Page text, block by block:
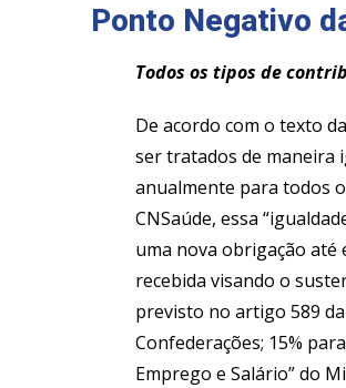
Ponto Negativo
Todos os tipos de
De acordo com o texto
ser tratados de maneira
anualmente para todos
CNSaúde, essa
uma nova obrigação até
recebida visando o
previsto no artigo 589
Confederações; 15%
Emprego e Salário” do